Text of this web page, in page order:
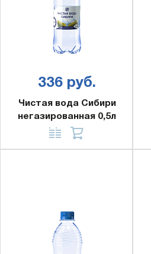
336 руб.
Чистая вода Сибири
негазированная 0,5л